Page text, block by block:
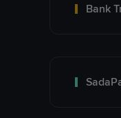
Bank